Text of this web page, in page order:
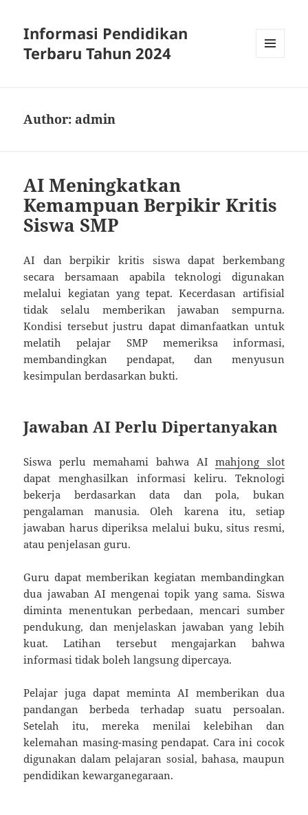
Informasi Pendidikan
Terbaru Tahun 2024
Author: admin
AI Meningkatkan
Kemampuan Berpikir Kritis
Siswa SMP
AI dan berpikir kritis siswa dapat berkembang
secara bersamaan apabila teknologi digunakan
melalui kegiatan yang tepat. Kecerdasan artifisial
tidak selalu memberikan jawaban sempurna.
Kondisi tersebut justru dapat dimanfaatkan untuk
melatih pelajar SMP memeriksa informasi,
membandingkan pendapat, dan menyusun
kesimpulan berdasarkan bukti.
Jawaban AI Perlu Dipertanyakan
Siswa perlu memahami bahwa AImahjong slot
dapat menghasilkan informasi keliru. Teknologi
bekerja berdasarkan data dan pola, bukan
pengalaman manusia. Oleh karena itu, setiap
jawaban harus diperiksa melalui buku, situs resmi,
atau penjelasan guru.
Guru dapat memberikan kegiatan membandingkan
dua jawaban AI mengenai topik yang sama. Siswa
diminta menentukan perbedaan, mencari sumber
pendukung, dan menjelaskan jawaban yang lebih
kuat. Latihan tersebut mengajarkan bahwa
informasi tidak boleh langsung dipercaya.
Pelajar juga dapat meminta AI memberikan dua
pandangan berbeda terhadap suatu persoalan.
Setelah itu, mereka menilai kelebihan dan
kelemahan masing-masing pendapat. Cara ini cocok
digunakan dalam pelajaran sosial, bahasa, maupun
pendidikan kewarganegaraan.